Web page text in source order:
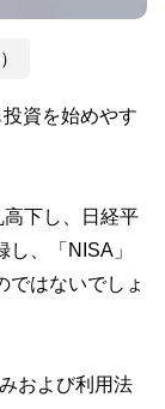
資を始めやす
下し、日経平
、「NISA」
ではないでしょ
および利用法